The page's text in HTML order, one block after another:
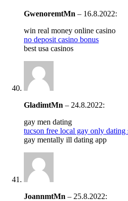
GwenoremtMn – 16.8.2022:
win real money online casino
no deposit casino bonus
best usa casinos
GladimtMn – 24.8.2022:
gay men dating
tucson free local gay only dating
gay mentally ill dating app
JoannmtMn – 25.8.2022: